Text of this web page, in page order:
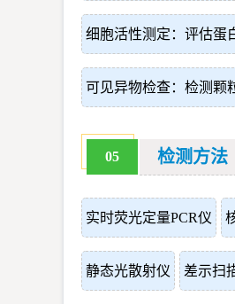
细胞活性测定：评估蛋
可见异物检查：检测颗
05 检测方法
实时荧光定量PCR仪
静态光散射仪 差示扫